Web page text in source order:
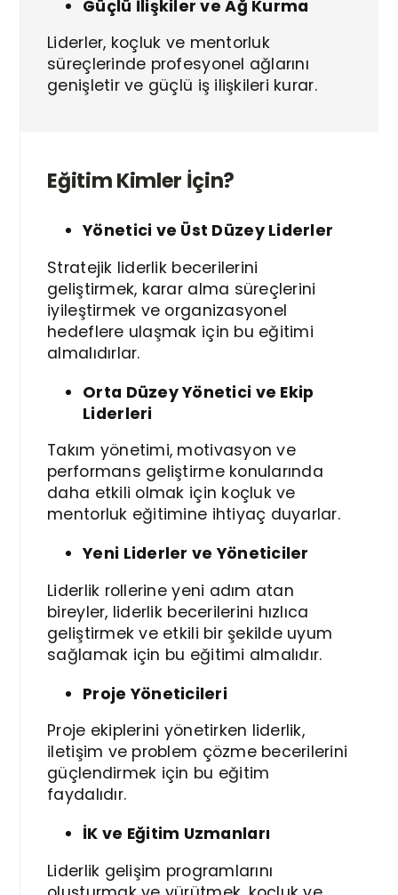
Güçlü İlişkiler ve Ağ Kurma
Liderler, koçluk ve mentorluk
süreçlerinde profesyonel ağlarını
genişletir ve güçlü iş ilişkileri kurar.
Eğitim Kimler İçin?
Yönetici ve Üst Düzey Liderler
Stratejik liderlik becerilerini
geliştirmek, karar alma süreçlerini
iyileştirmek ve organizasyonel
hedeflere ulaşmak için bu eğitimi
almalıdırlar.
Orta Düzey Yönetici ve Ekip
Liderleri
Takım yönetimi, motivasyon ve
performans geliştirme konularında
daha etkili olmak için koçluk ve
mentorluk eğitimine ihtiyaç duyarlar.
Yeni Liderler ve Yöneticiler
Liderlik rollerine yeni adım atan
bireyler, liderlik becerilerini hızlıca
geliştirmek ve etkili bir şekilde uyum
sağlamak için bu eğitimi almalıdır.
Proje Yöneticileri
Proje ekiplerini yönetirken liderlik,
iletişim ve problem çözme becerilerini
güçlendirmek için bu eğitim
faydalıdır.
İK ve Eğitim Uzmanları
Liderlik gelişim programlarını